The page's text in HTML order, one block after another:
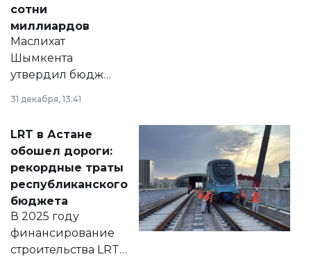
сотни
миллиардов
Маслихат
Шымкента
утвердил бюджет
города на 2026–
2028 годы.
документ
появился в базе
нормативных
правовых актов и
на сайте маслихат
города.
31 декабря, 13:41
LRT в Астане
обошел дороги:
рекордные траты
республиканского
бюджета
В 2025 году
финансирование
строительства LRT